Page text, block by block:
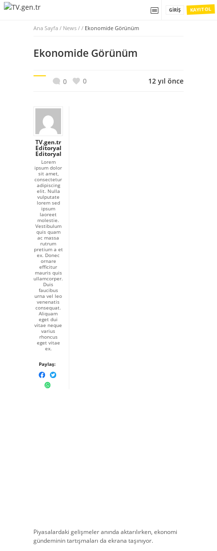
KAYIT OL
GIRIŞ
Ana Sayfa / News / / Ekonomide Görünüm
Ekonomide Görünüm
0 0 12 yıl önce
TV.gen.tr
Editoryal
Editoryal
Lorem
ipsum dolor
sit amet,
consectetur
adipiscing
elit. Nulla
vulputate
lorem sed
ipsum
laoreet
molestie.
Vestibulum
quis quam
ac massa
rutrum
pretium a et
ex. Donec
ornare
efficitur
mauris quis
ullamcorper.
Duis
faucibus
urna vel leo
venenatis
consequat.
Aliquam
eget dui
vitae neque
varius
rhoncus
eget vitae
ex.
Paylaş:
Piyasalardaki gelişmeler anında aktarılırken, ekonomi
gündeminin tartışmaları da ekrana taşınıyor.